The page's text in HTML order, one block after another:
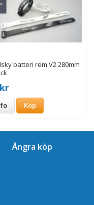
batteri rem V2 280mm
Köp
Ångra köp